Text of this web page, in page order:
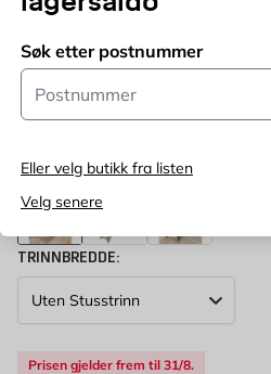
Søk etter postnummer
Postnummer
Eller velg butikk fra listen
Velg senere
passer perfekt inn i den
Kun online
Angipostnummer
TRINNBREDDE:
Prisen gjelder frem til 31/8.